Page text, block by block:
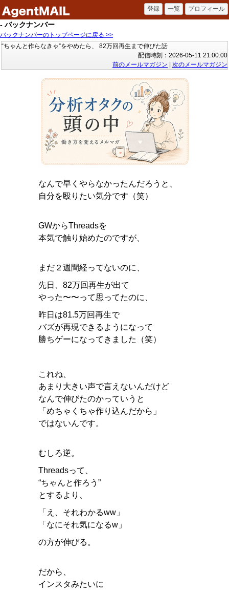
- バックナンバー
バックナンバーのトップページに戻る >>
“ちゃんと作らなきゃ”をやめたら、 82万回再生まで伸びた話
配信時刻：2026-05-11 21:00:00
前のメールマガジン
次のメールマガジン
なんで早くやらなかったんだろうと、
自分を殴りたい気分です（笑）
GWからThreadsを
本気で触り始めたのですが、
まだ２週間経ってないのに、
先日、82万回再生が出て
やった〜〜って思ってたのに、
昨日は81.5万回再生で
バズが再現できるようになって
勝ちゲーになってきました（笑）
これね、
あまり大きい声で言えないんだけど
なんで伸びたのかっていうと
「めちゃくちゃ作り込んだから」
ではないんです。
むしろ逆。
Threadsって、
“ちゃんと作ろう”
とするより、
「え、それわかるww」
「なにそれ気になるw」
の方が伸びる。
だから、
インスタみたいに